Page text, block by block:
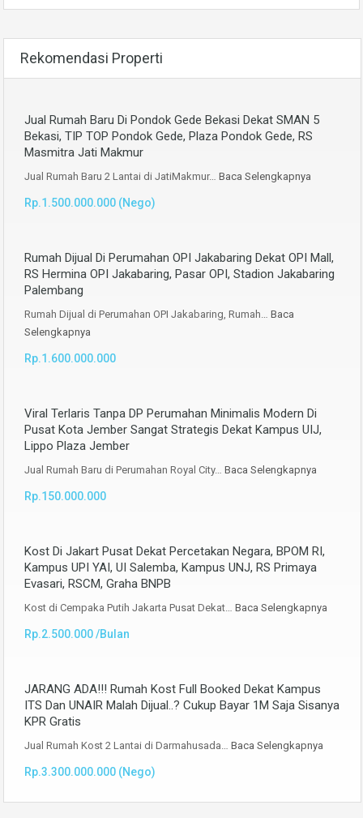
Rekomendasi Properti
Jual Rumah Baru Di Pondok Gede Bekasi Dekat SMAN 5
Bekasi, TIP TOP Pondok Gede, Plaza Pondok Gede, RS
Masmitra Jati Makmur
Jual Rumah Baru 2 Lantai di JatiMakmur… Baca Selengkapnya
Rp.1.500.000.000 (Nego)
Rumah Dijual Di Perumahan OPI Jakabaring Dekat OPI Mall,
RS Hermina OPI Jakabaring, Pasar OPI, Stadion Jakabaring
Palembang
Rumah Dijual di Perumahan OPI Jakabaring, Rumah… Baca
Selengkapnya
Rp.1.600.000.000
Viral Terlaris Tanpa DP Perumahan Minimalis Modern Di
Pusat Kota Jember Sangat Strategis Dekat Kampus UIJ,
Lippo Plaza Jember
Jual Rumah Baru di Perumahan Royal City… Baca Selengkapnya
Rp.150.000.000
Kost Di Jakart Pusat Dekat Percetakan Negara, BPOM RI,
Kampus UPI YAI, UI Salemba, Kampus UNJ, RS Primaya
Evasari, RSCM, Graha BNPB
Kost di Cempaka Putih Jakarta Pusat Dekat… Baca Selengkapnya
Rp.2.500.000 /Bulan
JARANG ADA!!! Rumah Kost Full Booked Dekat Kampus
ITS Dan UNAIR Malah Dijual..? Cukup Bayar 1M Saja Sisanya
KPR Gratis
Jual Rumah Kost 2 Lantai di Darmahusada… Baca Selengkapnya
Rp.3.300.000.000 (Nego)